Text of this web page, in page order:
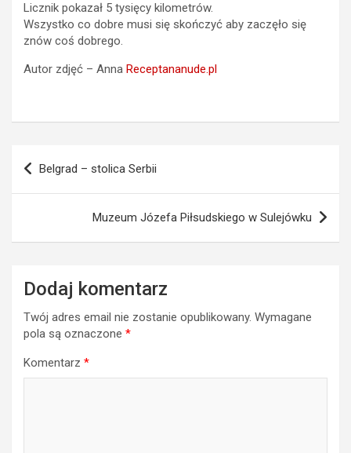
Licznik pokazał 5 tysięcy kilometrów.
Wszystko co dobre musi się skończyć aby zaczęło się
znów coś dobrego.
Autor zdjęć – Anna Receptananude.pl
Nawigacja
wpisu
Belgrad – stolica Serbii
Muzeum Józefa Piłsudskiego w Sulejówku
Dodaj komentarz
Twój adres email nie zostanie opublikowany. Wymagane
pola są oznaczone *
Komentarz *